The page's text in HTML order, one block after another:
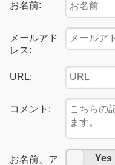
お名前:
メールアド
レス:
URL:
コメント:
お名前、ア
No Yes